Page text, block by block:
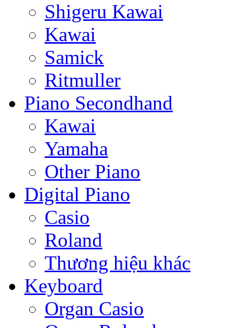
Shigeru Kawai
Kawai
Samick
Ritmuller
Piano Secondhand
Kawai
Yamaha
Other Piano
Digital Piano
Casio
Roland
Thương hiệu khác
Keyboard
Organ Casio